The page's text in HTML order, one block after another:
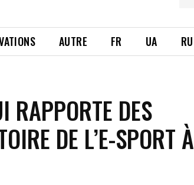
AUTRE FR UA RU
RAPPORTE DES
DE L’E-SPORT À